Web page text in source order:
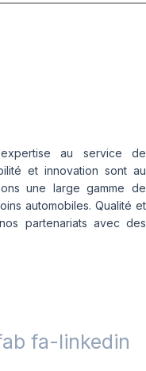
au service de
et innovation sont au
une large gamme de
automobiles. Qualité et
partenariats avec des
fa-linkedin